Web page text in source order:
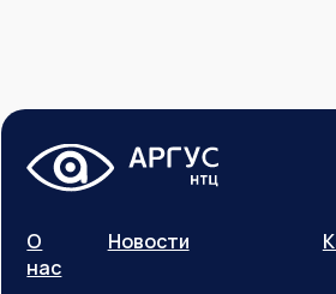
О
нас
Новости